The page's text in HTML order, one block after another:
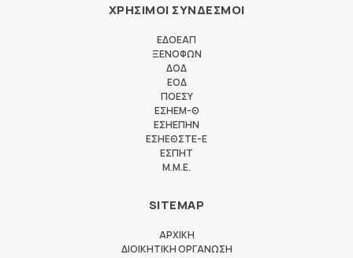
ΧΡΗΣΙΜΟΙ ΣΥΝΔΕΣΜΟΙ
ΕΔΟΕΑΠ
ΞΕΝΟΦΩΝ
ΔΟΔ
ΕΟΔ
ΠΟΕΣΥ
ΕΣΗΕΜ-Θ
ΕΣΗΕΠΗΝ
ΕΣΗΕΘΣΤΕ-Ε
ΕΣΠΗΤ
M.M.E.
SITEMAP
ΑΡΧΙΚΗ
ΔΙΟΙΚΗΤΙΚΗ ΟΡΓΑΝΩΣΗ